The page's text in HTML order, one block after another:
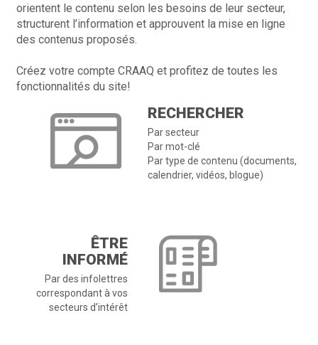
orientent le contenu selon les besoins de leur secteur,
structurent l’information et approuvent la mise en ligne
des contenus proposés.
Créez votre compte CRAAQ et profitez de toutes les
fonctionnalités du site!
RECHERCHER
Par secteur
Par mot-clé
Par type de contenu (documents,
calendrier, vidéos, blogue)
ÊTRE
INFORMÉ
Par des infolettres
correspondant à vos
secteurs d’intérêt